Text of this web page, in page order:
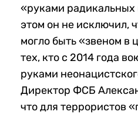
«руками
этом он не исключил,
могло быть «звеном в
тех, кто с 2014 года
руками
Директор ФСБ
что для террористов